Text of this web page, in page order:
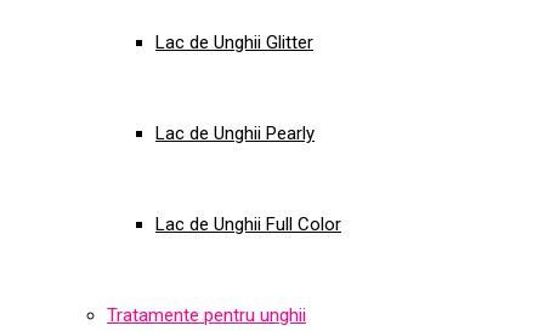
Lac de Unghii Glitter
Lac de Unghii Pearly
Lac de Unghii Full Color
Tratamente pentru unghii